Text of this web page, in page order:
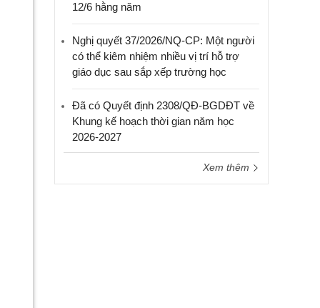
12/6 hằng năm
Nghị quyết 37/2026/NQ-CP: Một người
có thể kiêm nhiệm nhiều vị trí hỗ trợ
giáo dục sau sắp xếp trường học
Đã có Quyết định 2308/QĐ-BGDĐT về
Khung kế hoạch thời gian năm học
2026-2027
Xem thêm